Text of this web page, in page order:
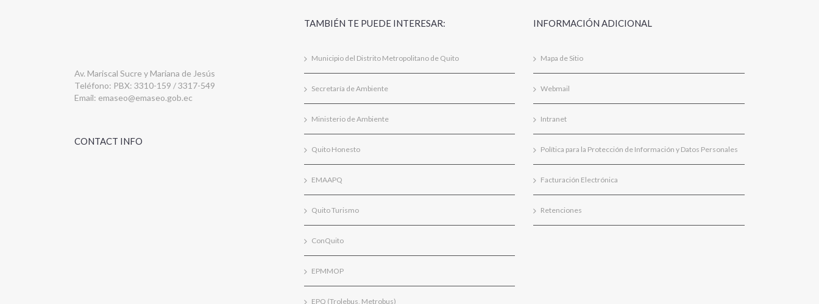
Av. Mariscal Sucre y Mariana de Jesús
Teléfono: PBX: 3310-159 / 3317-549
Email: emaseo@emaseo.gob.ec
CONTACT INFO
TAMBIÉN TE PUEDE INTERESAR:
Municipio del Distrito Metropolitano de Quito
Secretaría de Ambiente
Ministerio de Ambiente
Quito Honesto
EMAAPQ
Quito Turismo
ConQuito
EPMMOP
EPQ (Trolebus, Metrobus)
INFORMACIÓN ADICIONAL
Mapa de Sitio
Webmail
Intranet
Política para la Protección de Información y Datos Personales
Facturación Electrónica
Retenciones